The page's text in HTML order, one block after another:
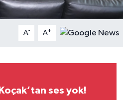
A- A+
Koçak’tan ses yok!